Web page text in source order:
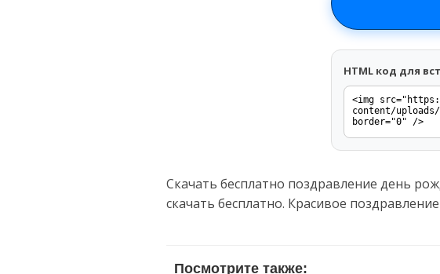
HTML код для
Скачать бесплатно поздравление день
скачать бесплатно. Красивое
Посмотрите также: